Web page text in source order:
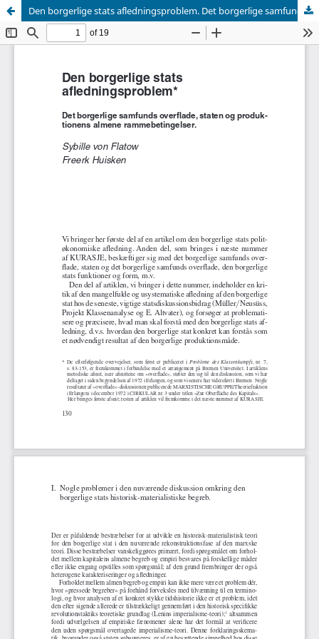
Den borgerlige stats afledningsproblem. Det borgerlige samfunds overflade, staten og produktionens almene rammebetingelser.